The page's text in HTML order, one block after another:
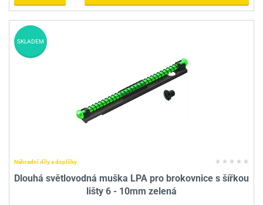
Náhradní díly a doplňky
Dlouhá světlovodná muška LPA pro brokovnice s šířkou
lišty 6 - 10mm zelená
SKLADEM